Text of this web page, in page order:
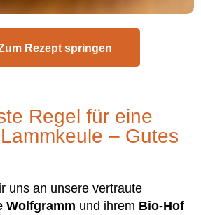
Rezept springen
Regel für eine
– Gutes
uns an unsere vertraute
Wolfgramm und ihrem Bio-Hof